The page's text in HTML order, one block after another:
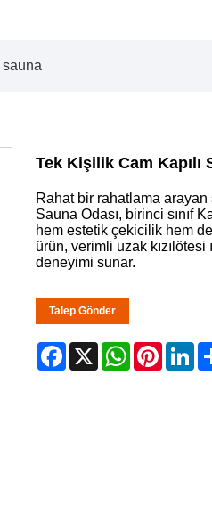
sauna
Tek Kişilik Cam Kapılı
Rahat bir rahatlama
Sauna Odası, birinci sınıf
hem estetik çekicilik hem
ürün, verimli uzak kızılötesi
deneyimi sunar.
Talep Gönder
Facebook
X WhatsApp